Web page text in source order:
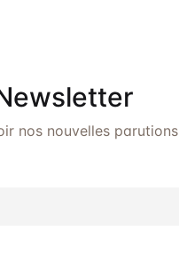
nos nouvelles parutions